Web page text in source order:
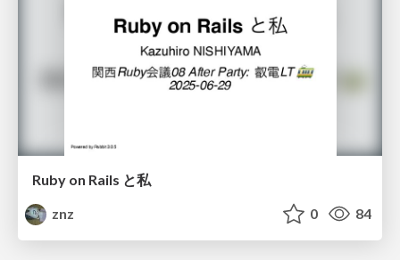
Ruby on Rails と私
znz
0 84